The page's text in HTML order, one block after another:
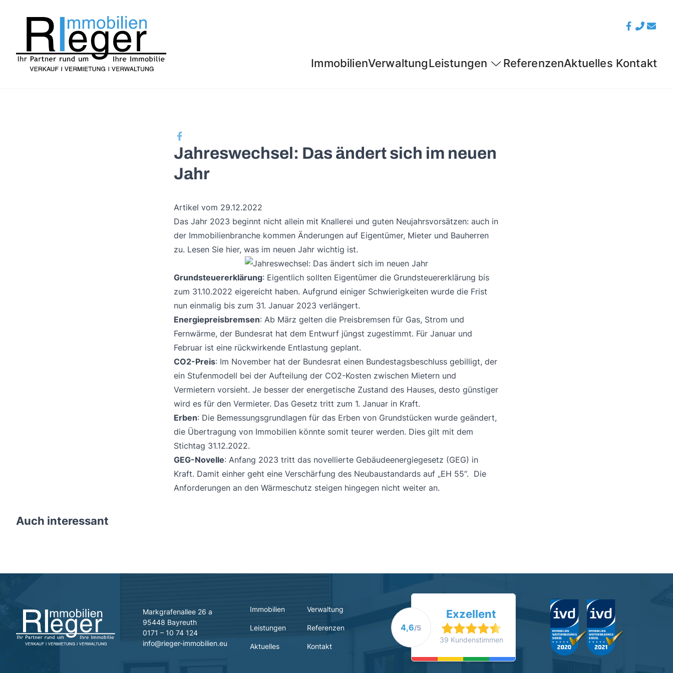
ImmobilienVerwaltungLeistungen ReferenzenAktuelles Kontakt
Jahreswechsel: Das ändert sich im neuen
Jahr
Artikel vom 29.12.2022
Das Jahr 2023 beginnt nicht allein mit Knallerei und guten Neujahrsvorsätzen: auch in
der Immobilienbranche kommen Änderungen auf Eigentümer, Mieter und Bauherren
zu. Lesen Sie hier, was im neuen Jahr wichtig ist.
Grundsteuererklärung: Eigentlich sollten Eigentümer die Grundsteuererklärung bis
zum 31.10.2022 eigereicht haben. Aufgrund einiger Schwierigkeiten wurde die Frist
nun einmalig bis zum 31. Januar 2023 verlängert.
Energiepreisbremsen: Ab März gelten die Preisbremsen für Gas, Strom und
Fernwärme, der Bundesrat hat dem Entwurf jüngst zugestimmt. Für Januar und
Februar ist eine rückwirkende Entlastung geplant.
CO2-Preis: Im November hat der Bundesrat einen Bundestagsbeschluss gebilligt, der
ein Stufenmodell bei der Aufteilung der CO2-Kosten zwischen Mietern und
Vermietern vorsieht. Je besser der energetische Zustand des Hauses, desto günstiger
wird es für den Vermieter. Das Gesetz tritt zum 1. Januar in Kraft.
Erben: Die Bemessungsgrundlagen für das Erben von Grundstücken wurde geändert,
die Übertragung von Immobilien könnte somit teurer werden. Dies gilt mit dem
Stichtag 31.12.2022.
GEG-Novelle: Anfang 2023 tritt das novellierte Gebäudeenergiegesetz (GEG) in
Kraft. Damit einher geht eine Verschärfung des Neubaustandards auf „EH 55“. Die
Anforderungen an den Wärmeschutz steigen hingegen nicht weiter an.
Auch interessant
Markgrafenallee 26 a
95448 Bayreuth
0171 – 10 74 124
info@rieger-immobilien.eu
Immobilien Verwaltung
Leistungen Referenzen
Aktuelles Kontakt
4,6/5
Exzellent
39 Kundenstimmen